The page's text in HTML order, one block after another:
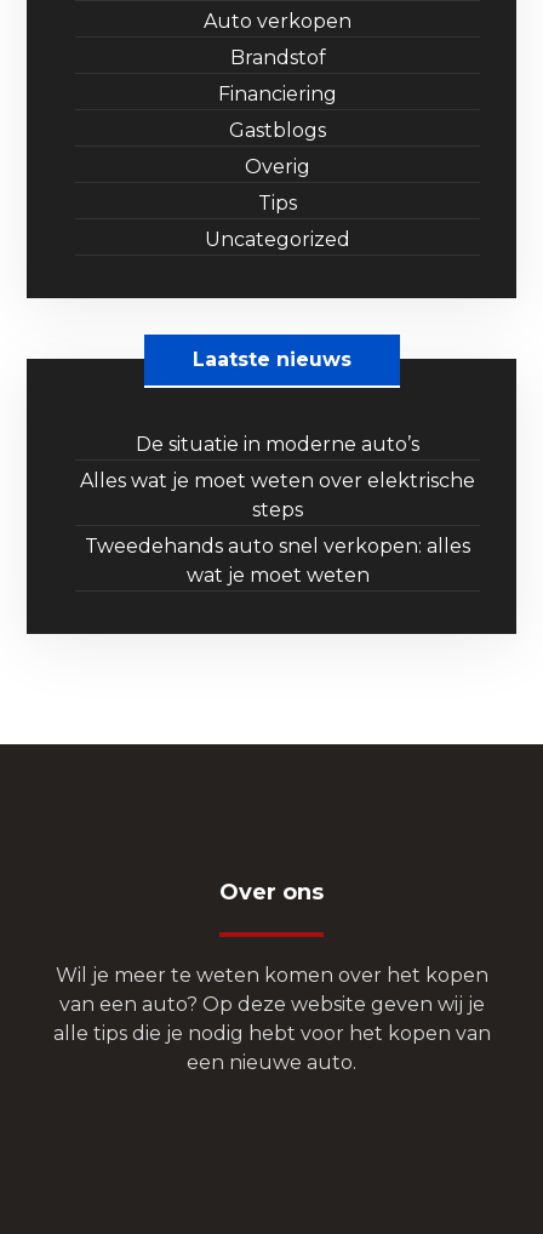
Auto verkopen
Brandstof
Financiering
Gastblogs
Overig
Tips
Uncategorized
Laatste nieuws
De situatie in moderne auto’s
Alles wat je moet weten over elektrische
steps
Tweedehands auto snel verkopen: alles
wat je moet weten
Over ons
Wil je meer te weten komen over het kopen
van een auto? Op deze website geven wij je
alle tips die je nodig hebt voor het kopen van
een nieuwe auto.